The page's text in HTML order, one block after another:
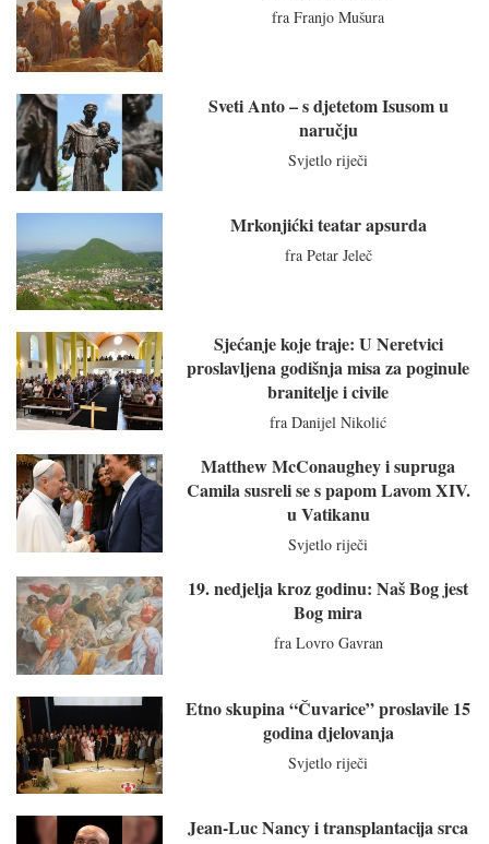
fra Franjo Mušura
Sveti Anto – s djetetom Isusom u
naručju
Svjetlo riječi
Mrkonjićki teatar apsurda
fra Petar Jeleč
Sjećanje koje traje: U Neretvici
proslavljena godišnja misa za poginule
branitelje i civile
fra Danijel Nikolić
Matthew McConaughey i supruga
Camila susreli se s papom Lavom XIV.
u Vatikanu
Svjetlo riječi
19. nedjelja kroz godinu: Naš Bog jest
Bog mira
fra Lovro Gavran
Etno skupina “Čuvarice” proslavile 15
godina djelovanja
Svjetlo riječi
Jean-Luc Nancy i transplantacija srca